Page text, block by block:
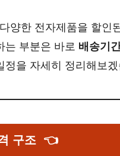
양한 전자제품을 할인
는 부분은 바로 배송기
을 자세히 정리해보
구조 👈